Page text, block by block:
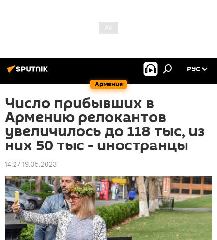
Армения
РУС
Число прибывших в
Армению релокантов
увеличилось до 118 тыс, из
них 50 тыс - иностранцы
14:27 19.05.2023